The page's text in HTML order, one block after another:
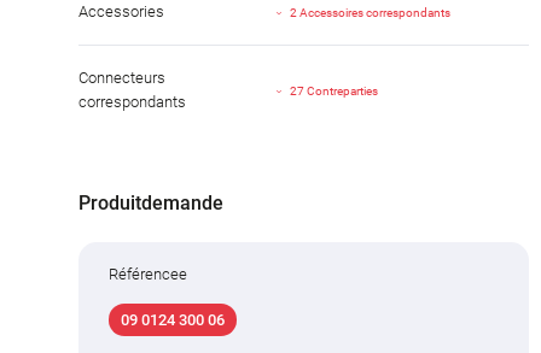
Accessories 2 Accessoires correspondants
Connecteurs
correspondants
27 Contreparties
Produitdemande
Référencee
09 0124 300 06